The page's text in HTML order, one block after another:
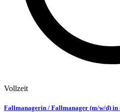
Vollzeit
Fallmanagerin / Fallmanager (m/w/d)